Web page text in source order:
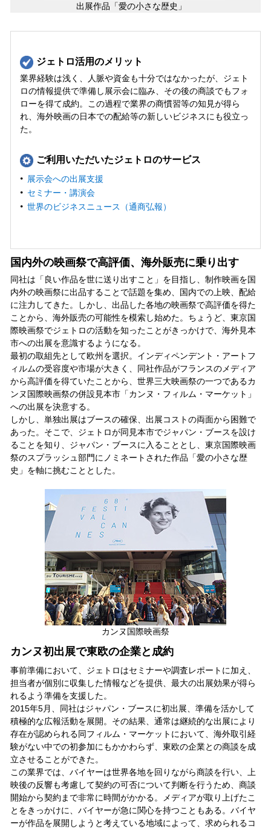
出展作品「愛の小さな歴史」
ジェトロ活用のメリット
業界経験は浅く、人脈や資金も十分ではなかったが、ジェト
ロの情報提供で準備し展示会に臨み、その後の商談でもフォ
ローを得て成約。この過程で業界の商慣習等の知見が得ら
れ、海外映画の日本での配給等の新しいビジネスにも役立っ
た。
ご利用いただいたジェトロのサービス
展示会への出展支援
セミナー・講演会
世界のビジネスニュース（通商弘報）
国内外の映画祭で高評価、海外販売に乗り出す
同社は「良い作品を世に送り出すこと」を目指し、制作映画を国
内外の映画祭に出品することで話題を集め、国内での上映、配給
に注力してきた。しかし、出品した各地の映画祭で高評価を得た
ことから、海外販売の可能性を模索し始めた。ちょうど、東京国
際映画祭でジェトロの活動を知ったことがきっかけで、海外見本
市への出展を意識するようになる。
最初の取組先として欧州を選択。インディペンデント・アートフ
ィルムの受容度や市場が大きく、同社作品がフランスのメディア
から高評価を得ていたことから、世界三大映画祭の一つであるカ
ンヌ国際映画祭の併設見本市「カンヌ・フィルム・マーケット」
への出展を決意する。
しかし、単独出展はブースの確保、出展コストの両面から困難で
あった。そこで、ジェトロが同見本市でジャパン・ブースを設け
ることを知り、ジャパン・ブースに入ることとし、東京国際映画
祭のスプラッシュ部門にノミネートされた作品「愛の小さな歴
史」を軸に挑むこととした。
カンヌ国際映画祭
カンヌ初出展で東欧の企業と成約
事前準備において、ジェトロはセミナーや調査レポートに加え、
担当者が個別に収集した情報などを提供、最大の出展効果が得ら
れるよう準備を支援した。
2015年5月、同社はジャパン・ブースに初出展、準備を活かして
積極的な広報活動を展開。その結果、通常は継続的な出展により
存在が認められる同フィルム・マーケットにおいて、海外取引経
験がない中での初参加にもかかわらず、東欧の企業との商談を成
立させることができた。
この業界では、バイヤーは世界各地を回りながら商談を行い、上
映後の反響も考慮して契約の可否について判断を行うため、商談
開始から契約まで非常に時間がかかる。メディアが取り上げたこ
とをきっかけに、バイヤーが急に関心を持つこともある。バイヤ
ーが作品を展開しようと考えている地域によって、求められるコ